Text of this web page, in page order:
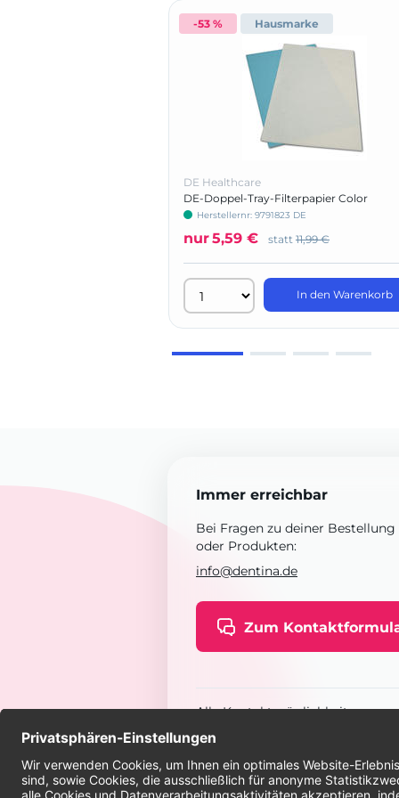
-53 % Hausmarke
DE Healthcare
DE-Doppel-Tray-Filterpapier Color
Herstellernr: 9791823 DE
nur5,59 € statt 11,99 €
In den Warenkorb
Immer erreichbar
Bei Fragen zu deiner Bestellung
oder Produkten:
info@dentina.de
Zum
Alle Kontaktmöglichkeiten